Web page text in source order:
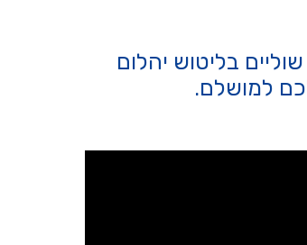
בעלת שוליים בליטוש יהלום
למושלם.